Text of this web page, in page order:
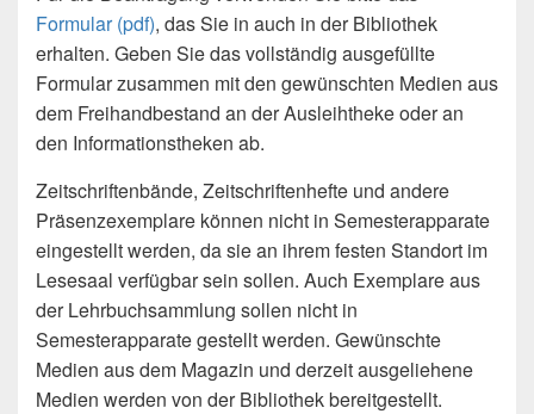
Formular (pdf), das Sie in auch in der Bibliothek
erhalten. Geben Sie das vollständig ausgefüllte
Formular zusammen mit den gewünschten Medien aus
dem Freihandbestand an der Ausleihtheke oder an
den Informationstheken ab.
Zeitschriftenbände, Zeitschriftenhefte und andere
Präsenzexemplare können nicht in Semesterapparate
eingestellt werden, da sie an ihrem festen Standort im
Lesesaal verfügbar sein sollen. Auch Exemplare aus
der Lehrbuchsammlung sollen nicht in
Semesterapparate gestellt werden. Gewünschte
Medien aus dem Magazin und derzeit ausgeliehene
Medien werden von der Bibliothek bereitgestellt.